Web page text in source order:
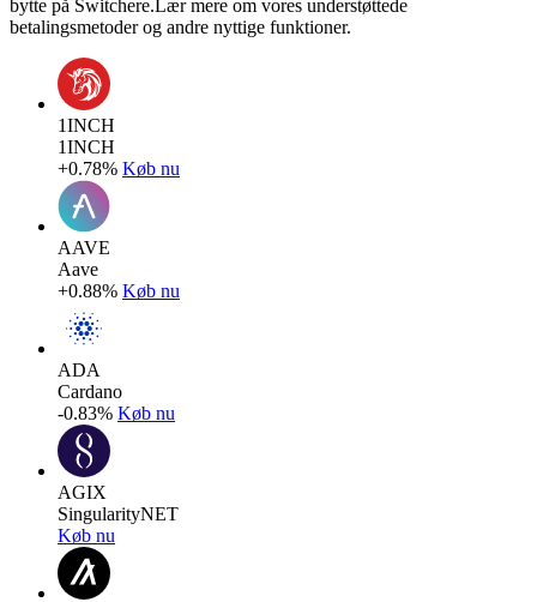
bytte på Switchere.Lær mere om vores understøttede
betalingsmetoder og andre nyttige funktioner.
1INCH
1INCH
+0.78% Køb nu
AAVE
Aave
+0.88% Køb nu
ADA
Cardano
-0.83% Køb nu
AGIX
SingularityNET
Køb nu